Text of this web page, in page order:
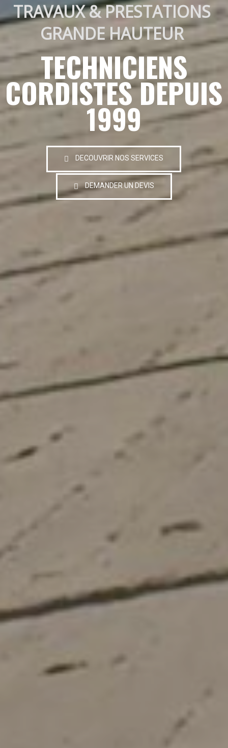
TRAVAUX & PRESTATIONS
GRANDE HAUTEUR
TECHNICIENS
CORDISTES DEPUIS
1999
DECOUVRIR NOS SERVICES
DEMANDER UN DEVIS